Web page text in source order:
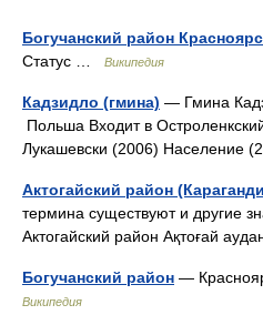
Богучанский район
Статус …
Википедия
Кадзидло (гмина) — Гмина
Польша Входит в
Лукашевски (2006) Население
Актогайский район
термина существуют и другие
Актогайский район Ақтоғай
Богучанский район —
Википедия